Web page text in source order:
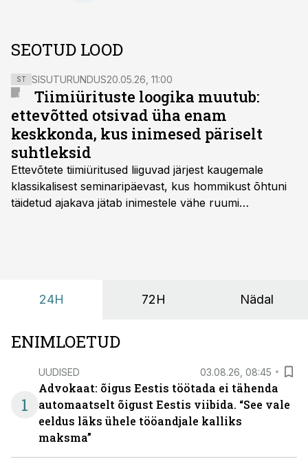
SEOTUD LOOD
ST SISUTURUNDUS20.05.26, 11:00
Tiimiürituste loogika muutub:
ettevõtted otsivad üha enam
keskkonda, kus inimesed päriselt
suhtleksid
Ettevõtete tiimiüritused liiguvad järjest kaugemale
klassikalisest seminaripäevast, kus hommikust õhtuni
täidetud ajakava jätab inimestele vähe ruumi
24H 72H Nädal
ENIMLOETUD
1
UUDISED 03.08.26, 08:45
Advokaat: õigus Eestis töötada ei tähenda
automaatselt õigust Eestis viibida. “See vale
eeldus läks ühele tööandjale kalliks
maksma”